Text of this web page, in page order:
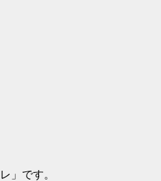
」です。